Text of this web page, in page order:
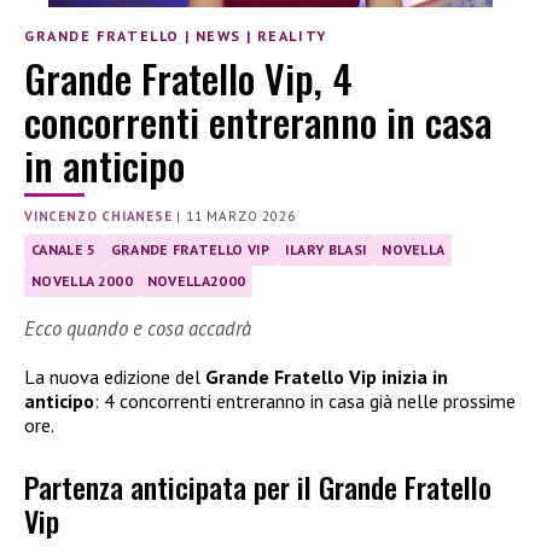
GRANDE FRATELLO | NEWS | REALITY
Grande Fratello Vip, 4
concorrenti entreranno in casa
in anticipo
VINCENZO CHIANESE | 11 MARZO 2026
CANALE 5 GRANDE FRATELLO VIP ILARY BLASI
NOVELLA
NOVELLA 2000
NOVELLA2000
Ecco quando e cosa accadrà
La nuova edizione del Grande Fratello Vip inizia in
anticipo: 4 concorrenti entreranno in casa già nelle prossime
ore.
Partenza anticipata per il Grande Fratello
Vip